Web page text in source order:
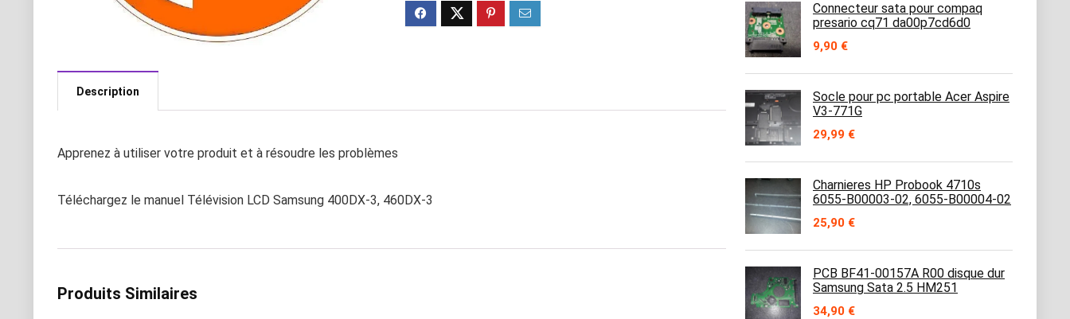
Description
Apprenez à utiliser votre produit et à résoudre les problèmes
Téléchargez le manuel Télévision LCD Samsung 400DX-3, 460DX-3
Produits Similaires
Connecteur sata pour compaq
presario cq71 da00p7cd6d0
9,90 €
Socle pour pc portable Acer Aspire
V3-771G
29,99 €
Charnieres HP Probook 4710s
6055-B00003-02, 6055-B00004-02
25,90 €
PCB BF41-00157A R00 disque dur
Samsung Sata 2.5 HM251
34,90 €